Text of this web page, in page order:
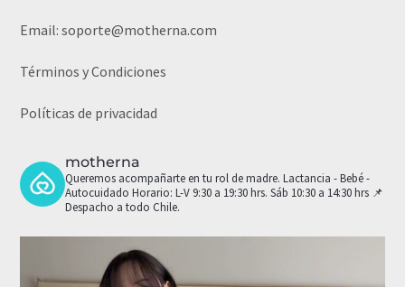
Email:soporte@motherna.com
Términos y Condiciones
Políticas de privacidad
motherna
Queremos acompañarte en tu rol de madre. Lactancia - Bebé -
Autocuidado Horario: L-V 9:30 a 19:30 hrs. Sáb 10:30 a 14:30 hrs 📌
Despacho a todo Chile.